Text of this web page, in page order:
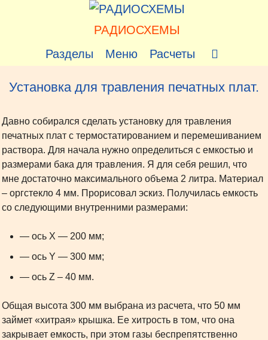
РАДИОСХЕМЫ
Разделы
Меню Расчеты
Установка для травления печатных плат.
Давно собирался сделать установку для травления
печатных плат с термостатированием и перемешиванием
раствора. Для начала нужно определиться с емкостью и
размерами бака для травления. Я для себя решил, что
мне достаточно максимального объема 2 литра. Материал
– оргстекло 4 мм. Прорисовал эскиз. Получилась емкость
со следующими внутренними размерами:
— ось Х — 200 мм;
— ось Y — 300 мм;
— ось Z – 40 мм.
Общая высота 300 мм выбрана из расчета, что 50 мм
займет «хитрая» крышка. Ее хитрость в том, что она
закрывает емкость, при этом газы беспрепятственно